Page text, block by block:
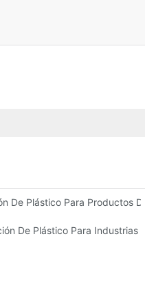
De Plástico Para Productos
De Plástico Para Industrias